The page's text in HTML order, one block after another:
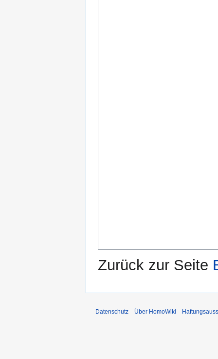
Zurück zur Seite
Datenschutz Über HomoWiki